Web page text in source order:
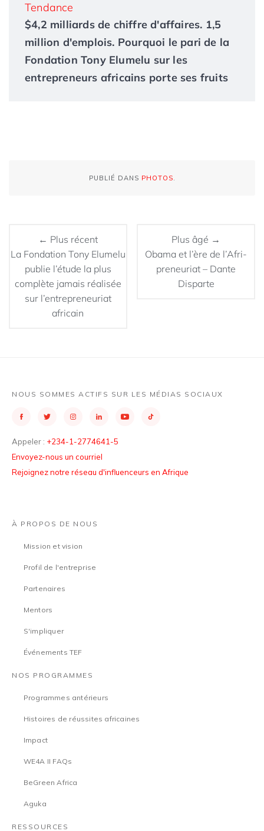
Tendance
$4,2 milliards de chiffre d'affaires. 1,5
million d'emplois. Pourquoi le pari de la
Fondation Tony Elumelu sur les
entrepreneurs africains porte ses fruits
PUBLIÉ DANS PHOTOS.
← Plus récent
La Fondation Tony Elumelu
publie l’étude la plus
complète jamais réalisée
sur l’entrepreneuriat
africain
Plus âgé →
Obama et l’ère de l’Afri-
preneuriat – Dante
Disparte
NOUS SOMMES ACTIFS SUR LES MÉDIAS SOCIAUX
Appeler : +234-1-2774641-5
Envoyez-nous un courriel
Rejoignez notre réseau d'influenceurs en Afrique
À PROPOS DE NOUS
Mission et vision
Profil de l'entreprise
Partenaires
Mentors
S'impliquer
Événements TEF
NOS PROGRAMMES
Programmes antérieurs
Histoires de réussites africaines
Impact
WE4A II FAQs
BeGreen Africa
Aguka
RESSOURCES